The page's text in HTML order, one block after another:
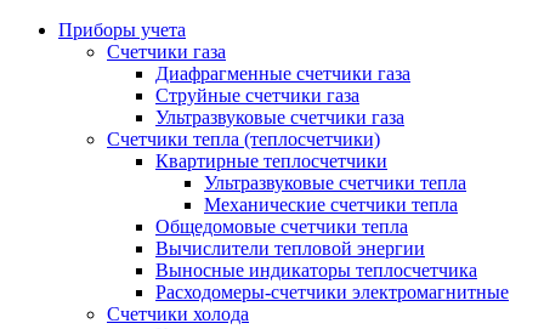
Приборы учета
Счетчики газа
Диафрагменные счетчики газа
Струйные счетчики газа
Ультразвуковые счетчики газа
Счетчики тепла (теплосчетчики)
Квартирные теплосчетчики
Ультразвуковые счетчики тепла
Механические счетчики тепла
Общедомовые счетчики тепла
Вычислители тепловой энергии
Выносные индикаторы теплосчетчика
Расходомеры-счетчики электромагнитные
Счетчики холода